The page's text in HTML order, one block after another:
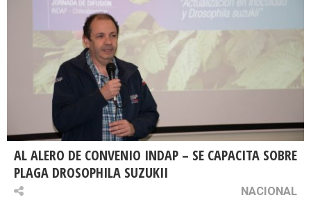
AL ALERO DE CONVENIO INDAP – SE CAPACITA SOBRE
PLAGA DROSOPHILA SUZUKII
NACIONAL